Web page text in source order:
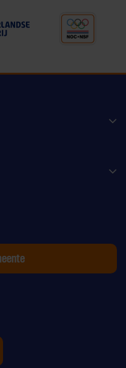
Instagram
op Youtube
Sporten op